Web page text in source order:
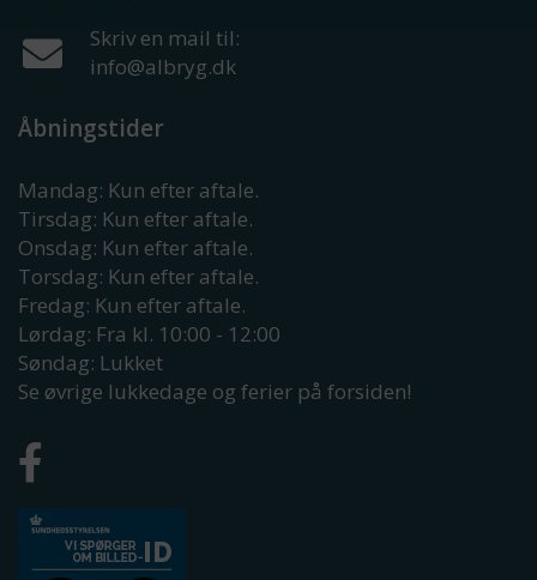
Skriv en mail til:
info@albryg.dk
Åbningstider
Mandag: Kun efter aftale.
Tirsdag: Kun efter aftale.
Onsdag: Kun efter aftale.
Torsdag: Kun efter aftale.
Fredag: Kun efter aftale.
Lørdag: Fra kl. 10:00 - 12:00
Søndag: Lukket
Se øvrige lukkedage og ferier på forsiden!